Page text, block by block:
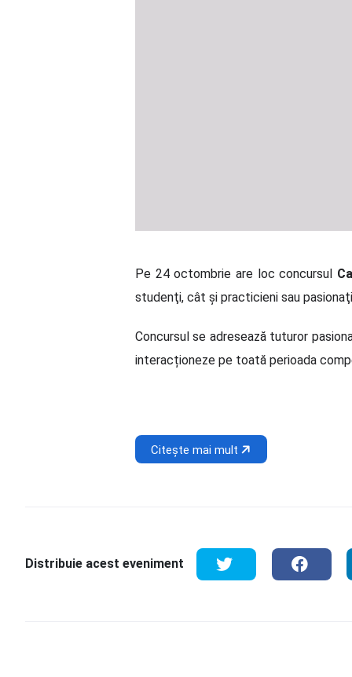
Pe 24 octombrie are loc concursul
studenţi, cât şi practicieni sau
Concursul se adresează tuturor
interacționeze pe toată perioada
Citește mai mult
Distribuie acest eveniment